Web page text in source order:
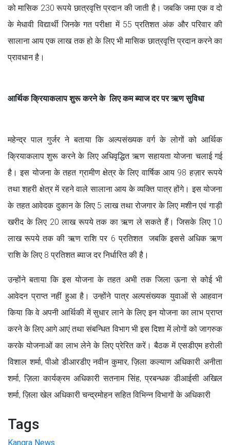
को मासिक 230 रूपये छात्रवृत्ति प्रदान की जाती है। जबकि जमा एक व दो
के मेधावी विद्यार्थी जिनके गत परीक्षा में 55 प्रतिशत अंक और परिवार की
सालाना आय एक लाख तक हो के लिए भी मासिक छात्रवृत्ति प्रदान करने का
प्रावधान है।
आर्थिक क्रियाकलाप शुरू करने के लिए कम ब्याज दर पर ऋण सुविधा
महेन्द्र पाल गुर्जर ने बताया कि अल्पसंख्यक वर्ग के लोगों को आर्थिक
क्रियाकलाप शुरू करने के लिए अधिवृद्धित ऋण सहायता योजना चलाई गई
है। इस योजना के तहत ग्रामीण क्षेत्र के लिए वार्षिक आय 98 हज़ार रूपये
तथा शहरी क्षेत्र में रहने वाले सालाना आय के व्यक्ति पात्र होंगे। इस योजना
के तहत आवेदक दुकान के लिए 5 लाख तथा रोजगार के लिए मशीन एवं गाड़ी
खरीद के लिए 20 लाख रूपये तक का ऋण ले सकते हैं। जिसके लिए 10
लाख रूपये तक की ऋण राशि पर 6 प्रतिशत जबकि इससे अधिक ऋण
राशि के लिए 8 प्रतिशत ब्याज दर निर्धारित की है।
उन्होंने बताया कि इस योजना के तहत अभी तक जिला ऊना से कोई भी
आवेदन प्राप्त नहीं हुआ है। उन्होंने पात्र अल्पसंख्यक युवाओं से आहवान
किया कि वे अपनी आर्थिकी में सुधार लाने के लिए इन योजना का लाभ प्राप्त
करने के लिए आगे आएं तथा संबन्धित विभाग भी इस दिशा में लोगों को जागरुक
करके योजनाओं का लाभ लेने के लिए प्रेरित करें। बैठक में एसडीएम हरोली
विशाल शर्मा, पीओ डीआरडीए नवीन कुमार, ज़िला कल्याण अधिकारी अनीता
शर्मा, ज़िला कार्यक्रम अधिकारी सतनाम सिंह, प्रबन्धक डीआईसी अखिल
शर्मा, ज़िला खेल अधिकारी चन्द्रमोहन सहित विभिन्न विभागों के अधिकारी
Tags
Kangra News